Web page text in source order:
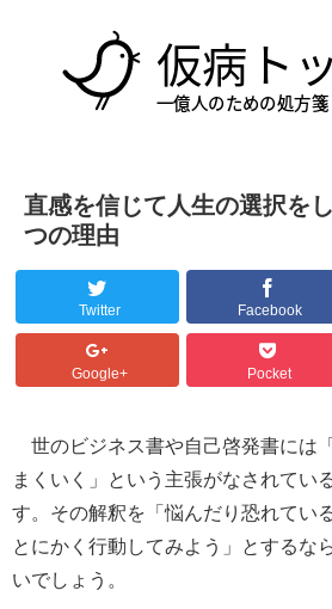
直感を信じて人生の選択を
つの理由
Twitter Facebook
Google+ Pocket
世のビジネス書や自己啓発書には
まくいく」という主張がなされてい
す。その解釈を「悩んだり恐れてい
とにかく行動してみよう」とするな
いでしょう。